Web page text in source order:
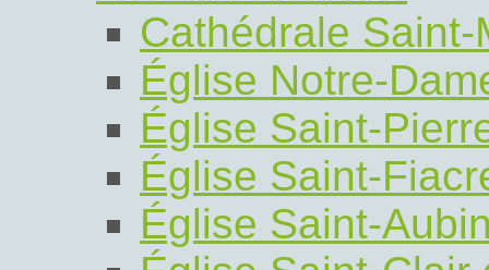
Cathédrale Saint-
Église Notre-
Église Saint-
Église Saint-
Église Saint-